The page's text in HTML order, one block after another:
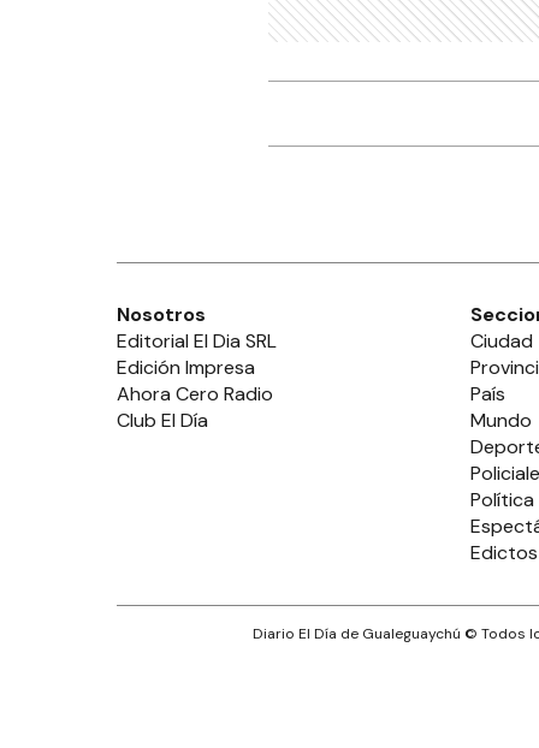
Nosotros
Editorial El Dia SRL
Edición Impresa
Ahora Cero Radio
Club El Día
Ciudad
País
Mundo
Política
Edictos
Diario El Día de Gualeguaychú © Todos